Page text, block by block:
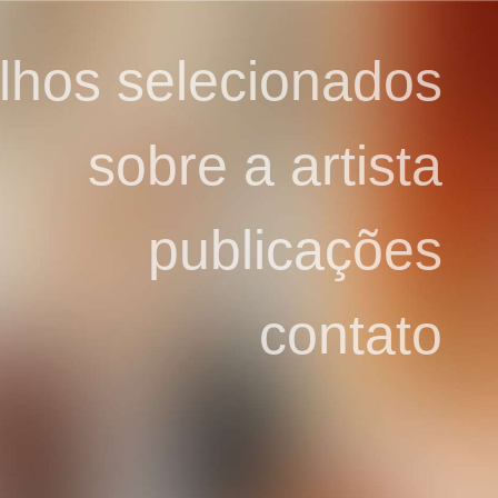
selecionados
sobre a artista
publicações
contato